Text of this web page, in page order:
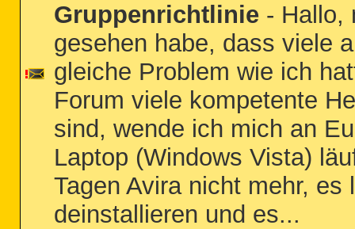
Gruppenrichtlinie - Hallo,
gesehen habe, dass viele
gleiche Problem wie ich
Forum viele kompetente
sind, wende ich mich an
Laptop (Windows Vista)
Tagen Avira nicht mehr, es
deinstallieren und es...